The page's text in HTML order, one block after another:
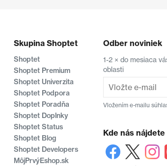
Skupina Shoptet
Shoptet
Shoptet Premium
Shoptet Univerzita
Shoptet Podpora
Shoptet Poradňa
Shoptet Doplnky
Shoptet Status
Shoptet Blog
Shoptet Developers
MôjPrvýEshop.sk
Odber noviniek
1-2 × do mesiaca
oblasti
Vložením e-mailu
Kde nás nájdete